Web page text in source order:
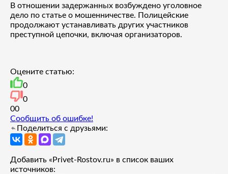
В отношении задержанных возбуждено уголовное
дело по статье о мошенничестве. Полицейские
продолжают устанавливать других участников
преступной цепочки, включая организаторов.
Оцените статью:
0
0
00
Сообщить об ошибке!
Поделиться с друзьями:
Добавить «Privet-Rostov.ru» в список ваших
источников: